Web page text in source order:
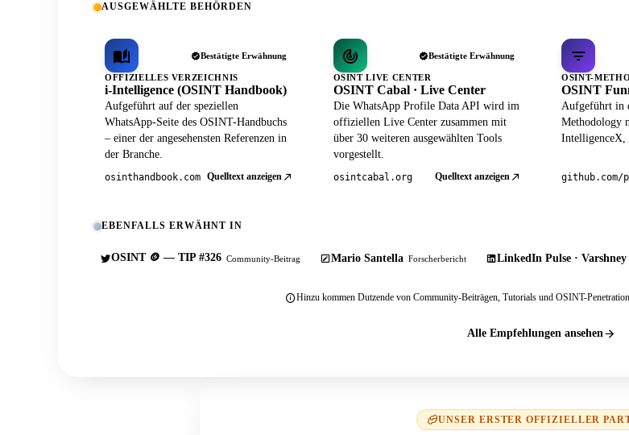
AUSGEWÄHLTE BEHÖRDEN
Bestätigte Erwähnung
OFFIZIELLES VERZEICHNIS
i-Intelligence (OSINT Handbook)
Aufgeführt auf der speziellen
WhatsApp-Seite des OSINT-Handbuchs
– einer der angesehensten Referenzen in
der Branche.
osinthandbook.com Quelltext anzeigen
Bestätigte Erwähnung
OSINT LIVE CENTER
OSINT Cabal · Live Center
Die WhatsApp Profile Data API wird im
offiziellen Live Center zusammen mit
über 30 weiteren ausgewählten Tools
vorgestellt.
osintcabal.org Quelltext anzeigen
OSINT-
OSINT
Aufgeführt in
Methodology
IntelligenceX,
EBENFALLS ERWÄHNT IN
OSINT 🪙 — TIP #326 Community-Beitrag Mario Santella Forscherbericht LinkedIn Pulse · Varshney
Hinzu kommen Dutzende von Community-Beiträgen, Tutorials und OSINT-
Alle Empfehlungen ansehen
UNSER ERSTER OFFIZIELLER